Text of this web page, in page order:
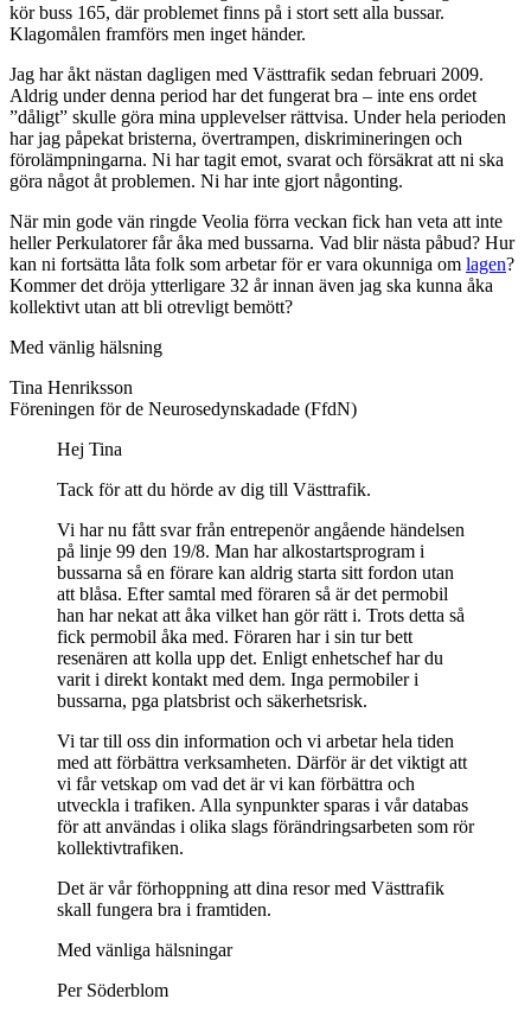
kör buss 165, där problemet finns på i stort sett alla bussar.
Klagomålen framförs men inget händer.
Jag har åkt nästan dagligen med Västtrafik sedan februari 2009.
Aldrig under denna period har det fungerat bra – inte ens ordet
”dåligt” skulle göra mina upplevelser rättvisa. Under hela perioden
har jag påpekat bristerna, övertrampen, diskrimineringen och
förolämpningarna. Ni har tagit emot, svarat och försäkrat att ni ska
göra något åt problemen. Ni har inte gjort någonting.
När min gode vän ringde Veolia förra veckan fick han veta att inte
heller Perkulatorer får åka med bussarna. Vad blir nästa påbud? Hur
kan ni fortsätta låta folk som arbetar för er vara okunniga om lagen?
Kommer det dröja ytterligare 32 år innan även jag ska kunna åka
kollektivt utan att bli otrevligt bemött?
Med vänlig hälsning
Tina Henriksson
Föreningen för de Neurosedynskadade (FfdN)
Hej Tina
Tack för att du hörde av dig till Västtrafik.
Vi har nu fått svar från entrepenör angående händelsen
på linje 99 den 19/8. Man har alkostartsprogram i
bussarna så en förare kan aldrig starta sitt fordon utan
att blåsa. Efter samtal med föraren så är det permobil
han har nekat att åka vilket han gör rätt i. Trots detta så
fick permobil åka med. Föraren har i sin tur bett
resenären att kolla upp det. Enligt enhetschef har du
varit i direkt kontakt med dem. Inga permobiler i
bussarna, pga platsbrist och säkerhetsrisk.
Vi tar till oss din information och vi arbetar hela tiden
med att förbättra verksamheten. Därför är det viktigt att
vi får vetskap om vad det är vi kan förbättra och
utveckla i trafiken. Alla synpunkter sparas i vår databas
för att användas i olika slags förändringsarbeten som rör
kollektivtrafiken.
Det är vår förhoppning att dina resor med Västtrafik
skall fungera bra i framtiden.
Med vänliga hälsningar
Per Söderblom